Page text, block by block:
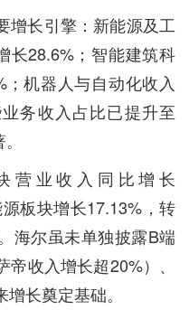
增长引擎：新能源及工
长28.6%；智能建筑科
机器人与自动化收入
务收入占比已提升至
营业收入同比增长
板块增长17.13%，转
海尔虽未单独披露B端
收入增长超20%）、
长奠定基础。